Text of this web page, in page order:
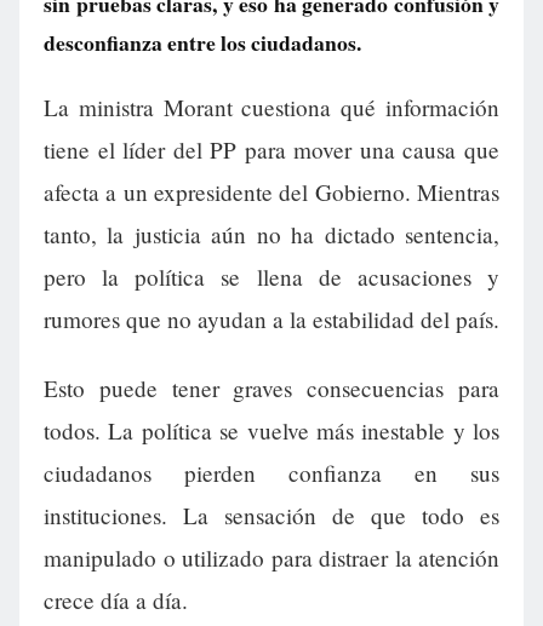
desconfianza entre los ciudadanos.
La ministra Morant cuestiona qué información
tiene el líder del PP para mover una causa que
afecta a un expresidente del Gobierno. Mientras
tanto, la justicia aún no ha dictado sentencia,
pero la política se llena de acusaciones y
rumores que no ayudan a la estabilidad del país.
Esto puede tener graves consecuencias para
todos. La política se vuelve más inestable y los
ciudadanos pierden confianza en sus
instituciones. La sensación de que todo es
manipulado o utilizado para distraer la atención
crece día a día.